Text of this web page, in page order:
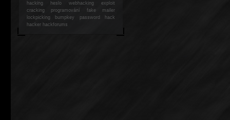
hacking heslo webhacking exploit
cracking programování fake mailer
lockpicking bumpkey password hack
hackerhackforums